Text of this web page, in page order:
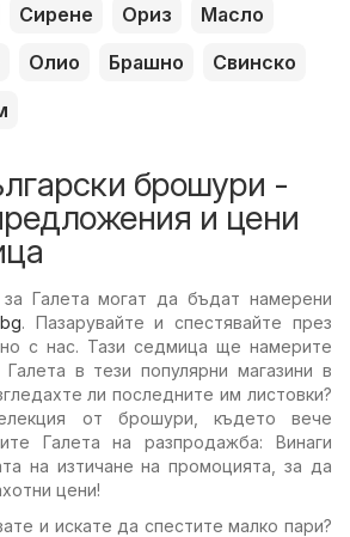
Сирене Ориз
Масло
Олио Брашно
Свинско
брошури -
и цени
Галета могат да бъдат намерени
. Пазарувайте и спестявайте през
с нас. Тази седмица ще намерите
в тези популярни магазини в
ли последните им листовки?
от брошури, където вече
Галета на разпродажба: Винаги
на изтичане на промоцията, за да
цени!
и искате да спестите малко пари?